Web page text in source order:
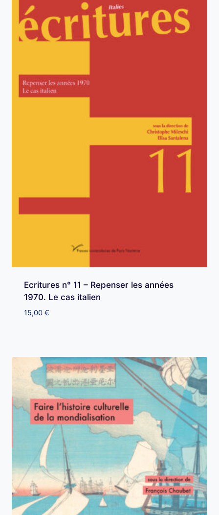
Ecritures n° 11 – Repenser les années
1970. Le cas italien
15,00 €